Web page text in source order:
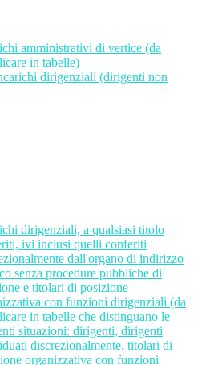
amministrativi di vertice (da
in tabelle)
dirigenziali (dirigenti non
dirigenziali, a qualsiasi titolo
ivi inclusi quelli conferiti
dall'organo di indirizzo
senza procedure pubbliche di
e titolari di posizione
con funzioni dirigenziali (da
in tabelle che distinguano le
situazioni: dirigenti, dirigenti
discrezionalmente, titolari di
organizzativa con funzioni